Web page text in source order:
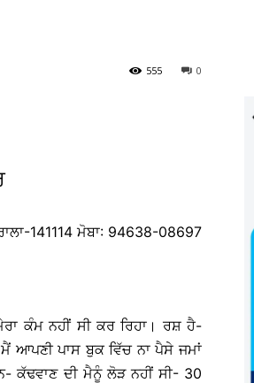
0
555
141114 ਮੋਬਾ: 94638-08697
ਕੰਮ ਨਹੀਂ ਸੀ ਕਰ ਰਿਹਾ। ਰਸ਼ ਹੈ-
ਆਪਣੀ ਪਾਸ ਬੁਕ ਵਿੱਚ ਨਾ ਪੈਸੇ ਜਮਾਂ
ਕੱਢਵਾਣ ਦੀ ਮੈਨੂੰ ਲੋੜ ਨਹੀਂ ਸੀ- 30